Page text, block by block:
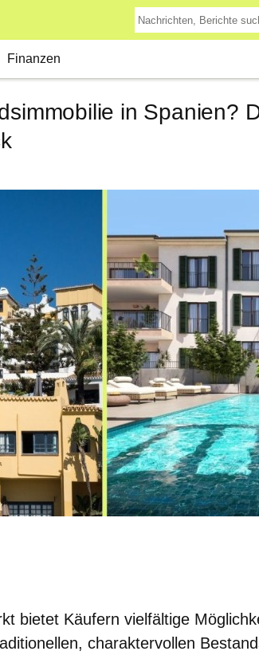
Finanzen
in Spanien?
bietet Käufern vielfältige
charaktervollen